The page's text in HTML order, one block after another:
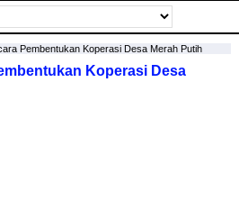
Pembentukan Koperasi Desa Merah Putih
Koperasi Desa